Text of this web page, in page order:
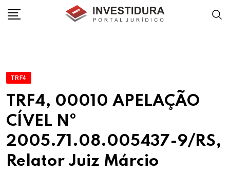
TRF4
TRF4, 00010 APELAÇÃO
CÍVEL Nº
2005.71.08.005437-9/RS,
Relator Juiz Márcio